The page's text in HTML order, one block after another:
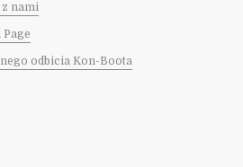
z nami
Page
odbicia Kon-Boota